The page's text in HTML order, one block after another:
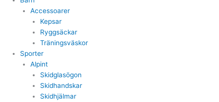
Accessoarer
Kepsar
Ryggsäckar
Träningsväskor
Sporter
Alpint
Skidglasögon
Skidhandskar
Skidhjälmar